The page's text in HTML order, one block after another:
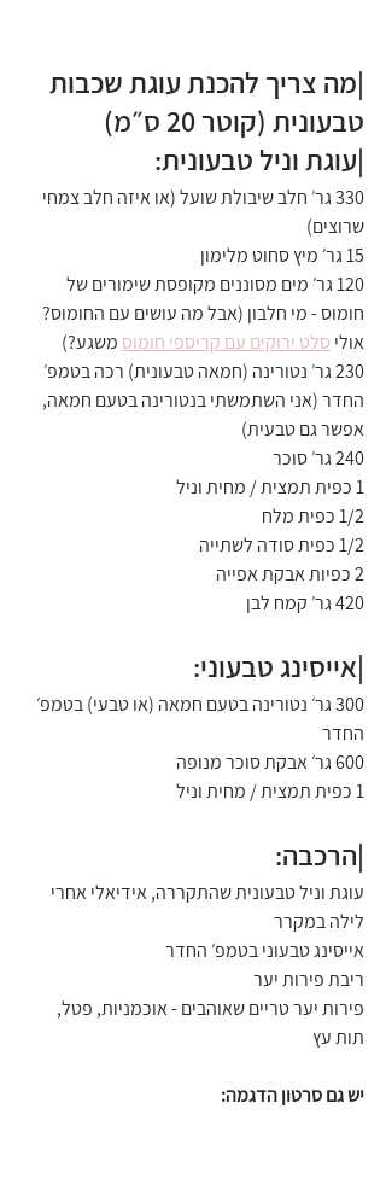
|מה צריך להכנת עוגת שכבות
טבעונית (קוטר 20 ס״מ)
|עוגת וניל טבעונית:
330 גר׳ חלב שיבולת שועל (או איזה חלב צמחי
שרוצים)
15 גר׳ מיץ סחוט מלימון
120 גר׳ מים מסוננים מקופסת שימורים של
חומוס - מי חלבון (אבל מה עושים עם החומוס?
אולי סלט ירוקים עם קריספי חומוס משגע?)
230 גר׳ נטורינה (חמאה טבעונית) רכה בטמפ׳
החדר (אני השתמשתי בנטורינה בטעם חמאה,
אפשר גם טבעית)
240 גר׳ סוכר
1 כפית תמצית / מחית וניל
1/2 כפית מלח
1/2 כפית סודה לשתייה
2 כפיות אבקת אפייה
420 גר׳ קמח לבן
|אייסינג טבעוני:
300 גר׳ נטורינה בטעם חמאה (או טבעי) בטמפ׳
החדר
600 גר׳ אבקת סוכר מנופה
1 כפית תמצית / מחית וניל
|הרכבה:
עוגת וניל טבעונית שהתקררה, אידיאלי אחרי
לילה במקרר
אייסינג טבעוני בטמפ׳ החדר
ריבת פירות יער
פירות יער טריים שאוהבים - אוכמניות, פטל,
תות עץ
יש גם סרטון הדגמה: